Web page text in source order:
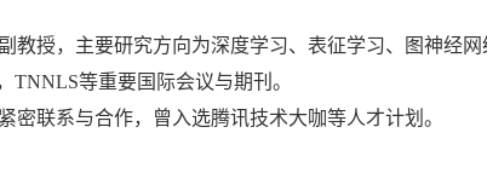
教授，主要研究方向为深度学习、表征学习、图神经
TNNLS等重要国际会议与期刊。
联系与合作，曾入选腾讯技术大咖等人才计划。